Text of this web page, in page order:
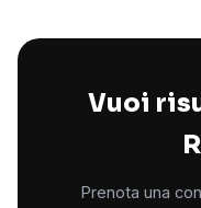
Vuoi
Prenota una